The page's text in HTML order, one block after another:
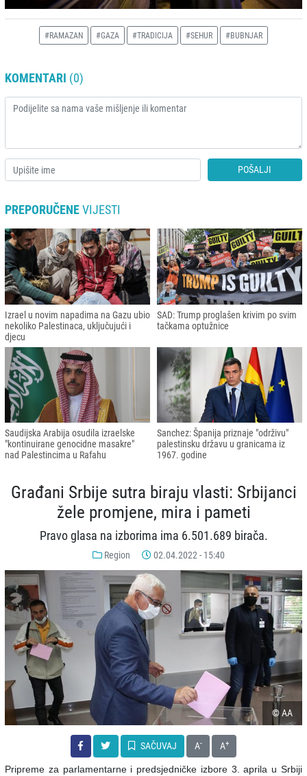
#RAMAZAN #GAZA #TRADICIJA #SEHUR #BUBNJAR
KOMENTARI (0)
POŠALJI
PREPORUČENEVIJESTI
Izrael u novim napadima na Gazu ubio
nekoliko Palestinaca, uključujući i
djecu
SAD: Trump proglašen krivim po svim
tačkama optužnice
Saudijska Arabija osudila izraelske
"kontinuirane genocidne masakre"
nad Palestincima u Rafahu
Sanchez: Španija priznaje "održivu"
palestinsku državu u granicama iz
1967. godine
Građani Srbije sutra biraju vlasti: Srbijanci
žele promjene, mira i pameti
Pravo glasa na izborima ima 6.501.689 birača.
Region 02.04.2022 - 15:40
© AA
SAČUVAJ A- A+
Pripreme za parlamentarne i predsjedničke izbore 3. aprila u Srbiji